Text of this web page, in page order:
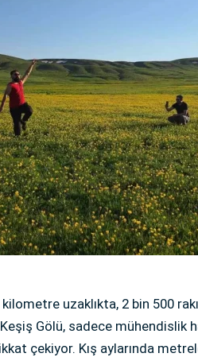
uzaklıkta, 2 bin 500
Gölü, sadece mühendislik
çekiyor. Kış aylarında